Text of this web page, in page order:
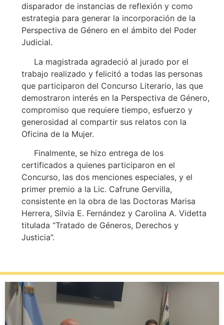
disparador de instancias de reflexión y como
estrategia para generar la incorporación de la
Perspectiva de Género en el ámbito del Poder
Judicial.
La magistrada agradeció al jurado por el
trabajo realizado y felicitó a todas las personas
que participaron del Concurso Literario, las que
demostraron interés en la Perspectiva de Género,
compromiso que requiere tiempo, esfuerzo y
generosidad al compartir sus relatos con la
Oficina de la Mujer.
Finalmente, se hizo entrega de los
certificados a quienes participaron en el
Concurso, las dos menciones especiales, y el
primer premio a la Lic. Cafrune Gervilla,
consistente en la obra de las Doctoras Marisa
Herrera, Silvia E. Fernández y Carolina A. Videtta
titulada “Tratado de Géneros, Derechos y
Justicia”.